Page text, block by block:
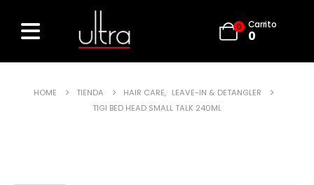
0 Carrito
0
HOME TIENDA HAIR CARE, LEAVE-IN & DETANGLER
TIGI BED HEAD SMALL TALK 240ML